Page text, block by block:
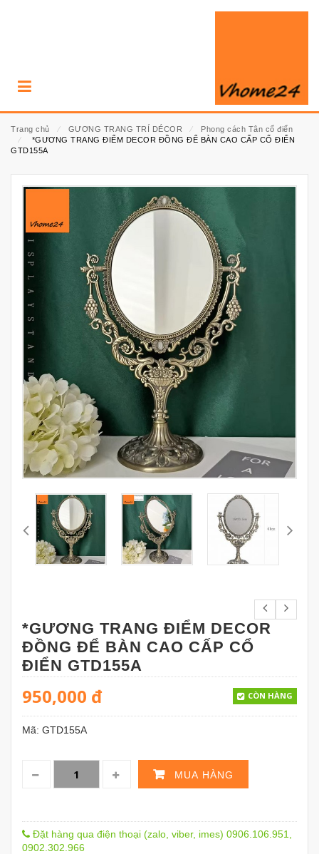
Trang chủ ⁄ GƯƠNG TRANG TRÍ DÉCOR ⁄
Phong cách Tân cổ điển
⁄
*GƯƠNG TRANG ĐIỂM DECOR ĐỒNG ĐỂ BÀN CAO CẤP CỔ ĐIỂN
GTD155A
*GƯƠNG TRANG ĐIỂM DECOR
ĐỒNG ĐỂ BÀN CAO CẤP CỔ
ĐIỂN GTD155A
950,000 đ CÒN HÀNG
Mã: GTD155A
MUA HÀNG
Đặt hàng qua điện thoại (zalo, viber, imes) 0906.106.951,
0902.302.966